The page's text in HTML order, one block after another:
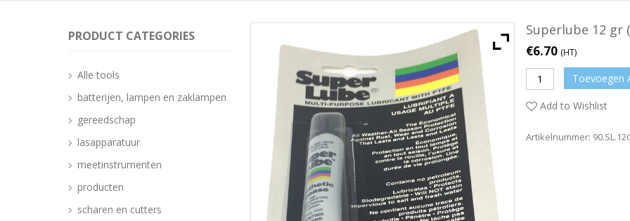
Superlube 12 gr
€6.70 (HT)
Toevoegen
Add to Wishlist
Artikelnummer:
PRODUCT CATEGORIES
Alle tools
batterijen, lampen en zaklampen
gereedschap
lasapparatuur
meetinstrumenten
producten
scharen en cutters